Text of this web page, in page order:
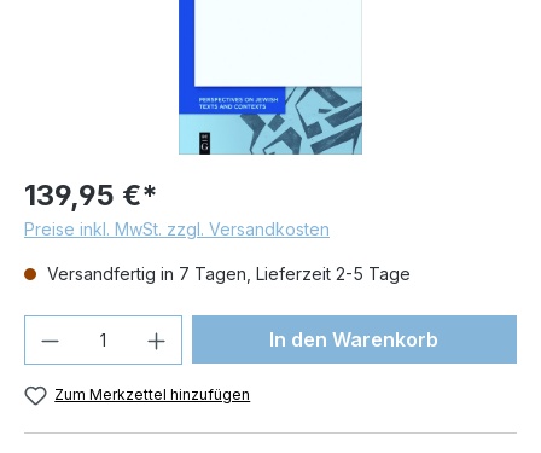
139,95 €*
Preise inkl. MwSt. zzgl. Versandkosten
Versandfertig in 7 Tagen, Lieferzeit 2-5 Tage
Produkt Anzahl: Gib denIn den Warenkorb
Zum Merkzettel hinzufügen